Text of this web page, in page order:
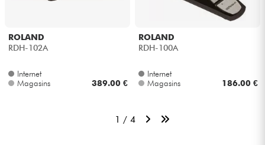
ROLAND
RDH-102A
Internet
Magasins
389.00 €
ROLAND
RDH-100A
Internet
Magasins
186.00 €
1 / 4